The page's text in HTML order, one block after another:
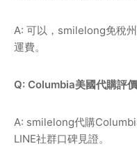
A: 可以，smilelong免稅
運費。
Q: Columbia美國代購評
A: smilelong代購
LINE社群口碑見證。